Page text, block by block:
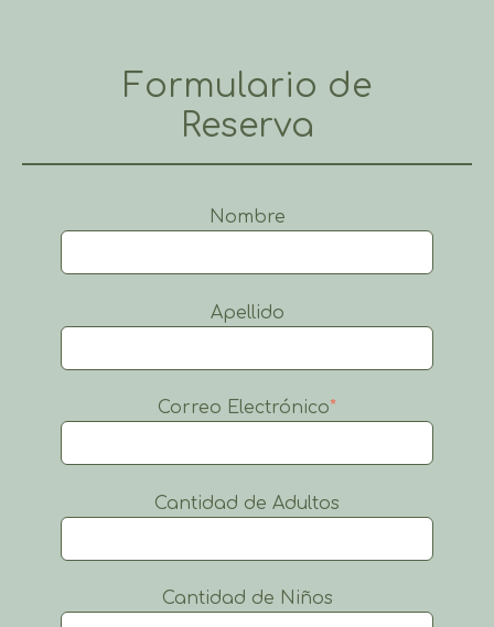
Formulario de
Reserva
Nombre
Apellido
Correo Electrónico*
Cantidad de Adultos
Cantidad de Niños